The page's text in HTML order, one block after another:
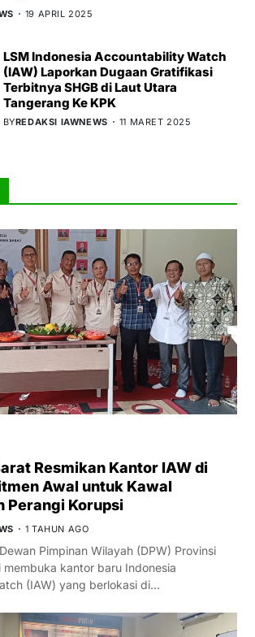
19 APRIL 2025
LSM Indonesia Accountability Watch
(IAW) Laporkan Dugaan Gratifikasi
Terbitnya SHGB di Laut Utara
Tangerang Ke KPK
BYREDAKSI IAWNEWS 11 MARET 2025
Resmikan Kantor IAW di
Awal untuk Kawal
Perangi Korupsi
1 TAHUN AGO
Pimpinan Wilayah (DPW) Provinsi
membuka kantor baru Indonesia
(IAW) yang berlokasi di…